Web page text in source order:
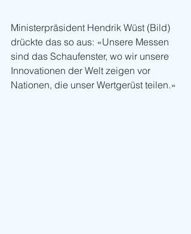
Ministerpräsident Hendrik Wüst (Bild)
drückte das so aus: «Unsere Messen
sind das Schaufenster, wo wir unsere
Innovationen der Welt zeigen vor
Nationen, die unser Wertgerüst teilen.»